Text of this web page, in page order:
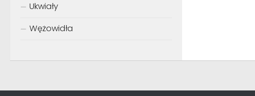
Ukwiały
Wężowidła